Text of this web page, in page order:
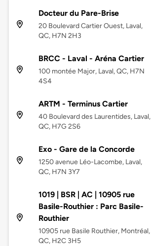
Docteur du Pare-Brise
20 Boulevard Cartier Ouest, Laval,
QC, H7N 2H3
BRCC - Laval - Aréna Cartier
100 montée Major, Laval, QC, H7N
4S4
ARTM - Terminus Cartier
40 Boulevard des Laurentides, Laval,
QC, H7G 2S6
Exo - Gare de la Concorde
1250 avenue Léo-Lacombe, Laval,
QC, H7N 3Y7
1019 | BSR | AC | 10905 rue
Basile-Routhier : Parc Basile-
Routhier
10905 rue Basile Routhier, Montréal,
QC, H2C 3H5